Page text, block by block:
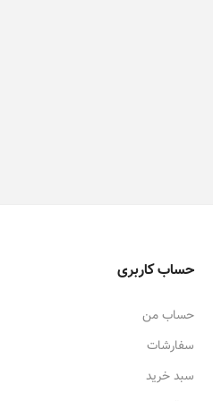
حساب کاربری
حساب من
سفارشات
سبد خرید